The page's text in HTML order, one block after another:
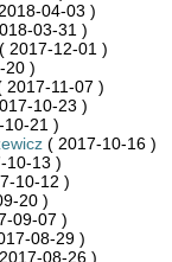
04-03 )
03-31 )
( 2017-12-01 )
20 )
2017-11-07 )
10-23 )
10-21 )
( 2017-10-16 )
10-13 )
10-12 )
20 )
09-07 )
08-29 )
08-26 )